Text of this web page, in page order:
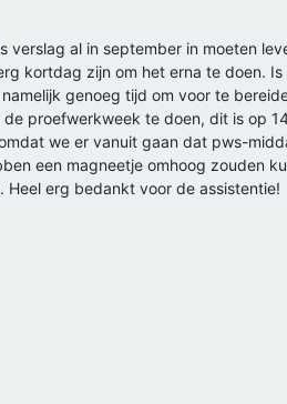
al in september in moeten
kortdag zijn om het erna te doen.
genoeg tijd om voor te
proefwerkweek te doen, dit is op
we er vanuit gaan dat pws-
een magneetje omhoog zouden
Heel erg bedankt voor de assistentie!